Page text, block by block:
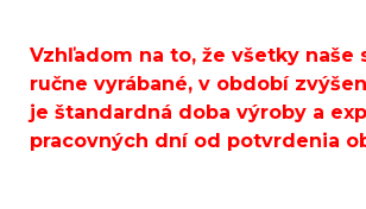
Vzhľadom na to, že všetky naše
ručne vyrábané, v období
je štandardná doba výroby a
pracovných dní od potvrdenia